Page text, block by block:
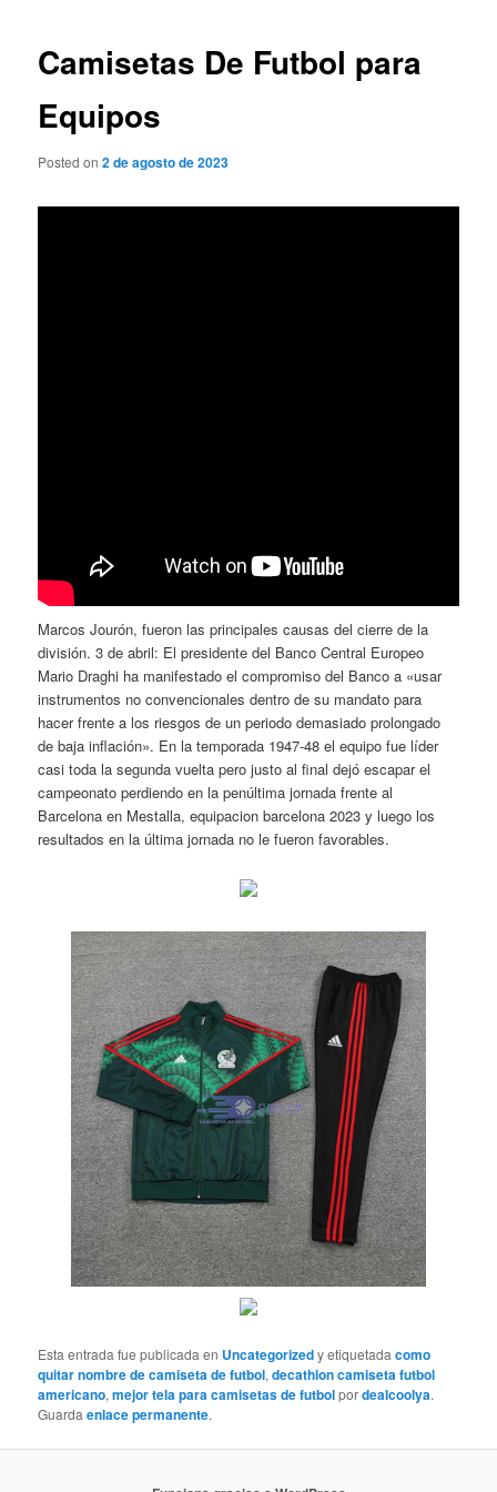
Camisetas De Futbol para
Equipos
Posted on2 de agosto de 2023
Marcos Jourón, fueron las principales causas del cierre de la
división. 3 de abril: El presidente del Banco Central Europeo
Mario Draghi ha manifestado el compromiso del Banco a «usar
instrumentos no convencionales dentro de su mandato para
hacer frente a los riesgos de un periodo demasiado prolongado
de baja inflación». En la temporada 1947-48 el equipo fue líder
casi toda la segunda vuelta pero justo al final dejó escapar el
campeonato perdiendo en la penúltima jornada frente al
Barcelona en Mestalla, equipacion barcelona 2023 y luego los
resultados en la última jornada no le fueron favorables.
Esta entrada fue publicada en Uncategorizedy etiquetadacomo
quitar nombre de camiseta de futbol,decathlon camiseta futbol
americano,mejor tela para camisetas de futbolpordealcoolya.
Guardaenlace permanente.